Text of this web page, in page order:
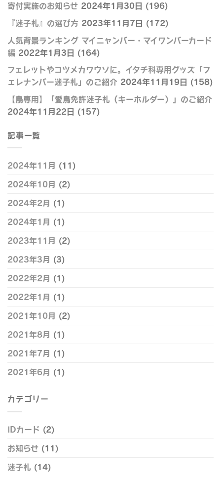
寄付実施のお知らせ 2024年1月30日 (196)
『迷子札』の選び方 2023年11月7日 (172)
人気背景ランキング マイニャンバー・マイワンバーカード
編 2022年1月3日 (164)
フェレットやコツメカワウソに。イタチ科専用グッズ「フ
ェレナンバー迷子札」のご紹介 2024年11月19日 (158)
【鳥専用】「愛鳥免許迷子札（キーホルダー）」のご紹介
2024年11月22日 (157)
記事一覧
2024年11月 (11)
2024年10月 (2)
2024年2月 (1)
2024年1月 (1)
2023年11月 (2)
2023年3月 (3)
2022年2月 (1)
2022年1月 (1)
2021年10月 (2)
2021年8月 (1)
2021年7月 (1)
2021年6月 (1)
カテゴリー
IDカード (2)
お知らせ (11)
迷子札 (14)